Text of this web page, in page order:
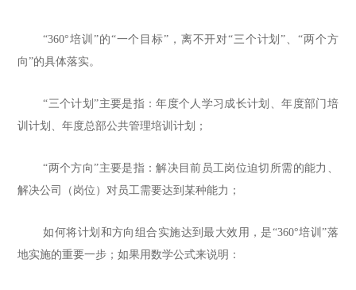
“360°培训 ”的“一个目标”，离不开对“三个计划”、“两个方
向”的具体落实。
“三个计划”主要是指：年度个人学习成长计划、年度部门培
训计划、年度总部公共管理培训计划；
“两个方向”主要是指：解决目前员工岗位迫切所需的能力、
解决公司（岗位）对员工需要达到某种能力；
如何将计划和方向组合实施达到最大效用，是“360°培训”落
地实施的重要一步；如果用数学公式来说明：